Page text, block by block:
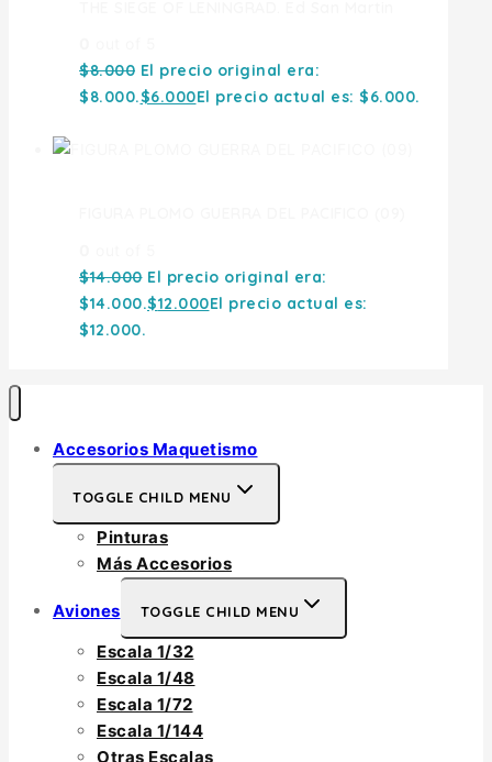
$8.000 El precio original era:
$8.000.$6.000El precio actual es: $6.000.
$14.000 El precio original era:
$14.000.$12.000El precio actual es:
$12.000.
Accesorios Maquetismo
TOGGLE CHILD MENU
Pinturas
Más Accesorios
Aviones TOGGLE CHILD MENU
Escala 1/32
Escala 1/48
Escala 1/72
Escala 1/144
Otras Escalas